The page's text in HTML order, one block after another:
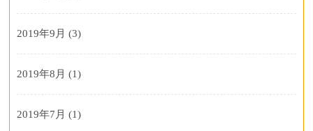
2019年9月 (3)
2019年8月 (1)
2019年7月 (1)